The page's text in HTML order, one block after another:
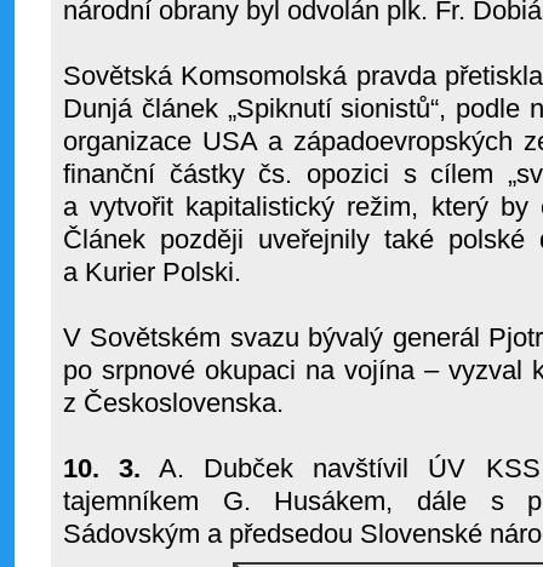
národní obrany byl odvolán plk. Fr.
Sovětská Komsomolská pravda
Dunjá článek „Spiknutí sionistů“, podle
organizace USA a západoevropských
finanční částky čs. opozici s cílem
a vytvořit kapitalistický režim, který by
Článek později uveřejnily také polské
a Kurier Polski.
V Sovětském svazu bývalý generál
po srpnové okupaci na vojína – vyzval
z Československa.
10. 3. A. Dubček navštívil ÚV
tajemníkem G. Husákem, dále s
Sádovským a předsedou Slovenské